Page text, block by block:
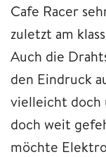
Cafe Racer
zuletzt am
Auch die
den Eindruck
vielleicht doch
doch weit
möchte